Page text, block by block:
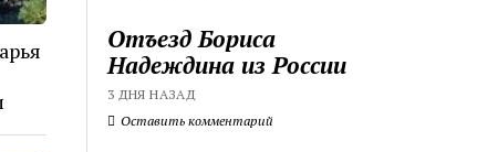
Отъезд Бориса
Надеждина из России
3 ДНЯ НАЗАД
Оставить комментарий